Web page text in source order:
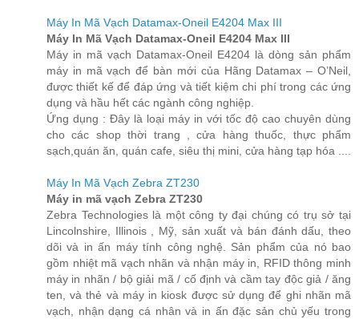
Máy In Mã Vạch Datamax-Oneil E4204 Max III
Máy In Mã Vạch Datamax-Oneil E4204 Max III
Máy in mã vạch Datamax-Oneil E4204 là dòng sản phẩm
máy in mã vạch để bàn mới của Hãng Datamax – O’Neil,
được thiết kế để đáp ứng và tiết kiệm chi phí trong các ứng
dụng và hầu hết các ngành công nghiệp.
Ứng dụng : Đây là loại máy in với tốc độ cao chuyên dùng
cho các shop thời trang , cửa hàng thuốc, thực phẩm
sạch,quán ăn, quán cafe, siêu thị mini, cửa hàng tạp hóa ....
Máy In Mã Vạch Zebra ZT230
Máy in mã vạch Zebra ZT230
Zebra Technologies là một công ty đại chúng có trụ sở tại
Lincolnshire, Illinois , Mỹ, sản xuất và bán đánh dấu, theo
dõi và in ấn máy tính công nghệ. Sản phẩm của nó bao
gồm nhiệt mã vạch nhãn và nhận máy in, RFID thông minh
máy in nhãn / bộ giải mã / cố định và cầm tay độc giả / ăng
ten, và thẻ và máy in kiosk được sử dụng để ghi nhãn mã
vạch, nhận dạng cá nhân và in ấn đặc sản chủ yếu trong